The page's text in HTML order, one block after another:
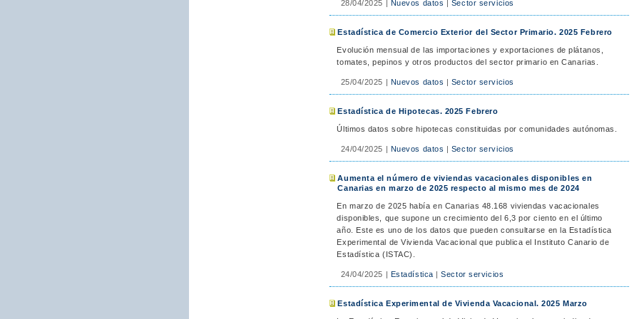
28/04/2025 Nuevos datos Sector servicios
Estadística de Comercio Exterior del Sector Primario. 2025 Febrero
Evolución mensual de las importaciones y exportaciones de plátanos,
tomates, pepinos y otros productos del sector primario en Canarias.
25/04/2025 | Nuevos datos | Sector servicios
Estadística de Hipotecas. 2025 Febrero
Últimos datos sobre hipotecas constituidas por comunidades autónomas.
24/04/2025 | Nuevos datos | Sector servicios
Aumenta el número de viviendas vacacionales disponibles en
Canarias en marzo de 2025 respecto al mismo mes de 2024
En marzo de 2025 había en Canarias 48.168 viviendas vacacionales
disponibles, que supone un crecimiento del 6,3 por ciento en el último
año. Este es uno de los datos que pueden consultarse en la Estadística
Experimental de Vivienda Vacacional que publica el Instituto Canario de
Estadística (ISTAC).
24/04/2025 | Estadística |Sector servicios
Estadística Experimental de Vivienda Vacacional. 2025 Marzo